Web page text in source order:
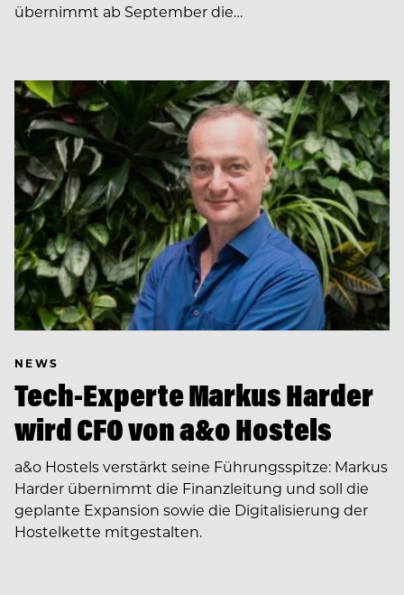
übernimmt ab September die…
NEWS
Tech-Experte Markus Harder
wird CFO von a&o Hostels
a&o Hostels verstärkt seine Führungsspitze: Markus
Harder übernimmt die Finanzleitung und soll die
geplante Expansion sowie die Digitalisierung der
Hostelkette mitgestalten.